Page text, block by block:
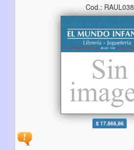
Cod.: RAUL038
$ 17.866,86